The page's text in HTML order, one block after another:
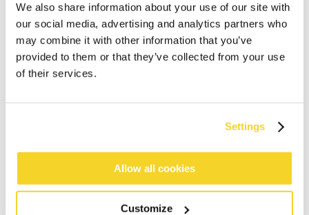
We also share information about your use of our site with
our social media, advertising and analytics partners who
may combine it with other information that you’ve
provided to them or that they’ve collected from your use
of their services.
Settings
Allow all cookies
Customize
Bestellingen die op werkdagen vóór 12:00 uur
Gratis verzending voor orders boven € 50,- binnen
Binnen 30 dagen retourneren